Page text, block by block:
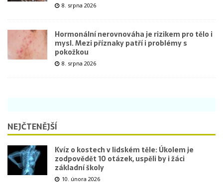
8. srpna 2026
Hormonální nerovnováha je rizikem pro tělo i
mysl. Mezi příznaky patří i problémy s
pokožkou
8. srpna 2026
NEJČTENĚJŠÍ
Kvíz o kostech v lidském těle: Úkolem je
zodpovědět 10 otázek, uspěli by i žáci
základní školy
10. února 2026